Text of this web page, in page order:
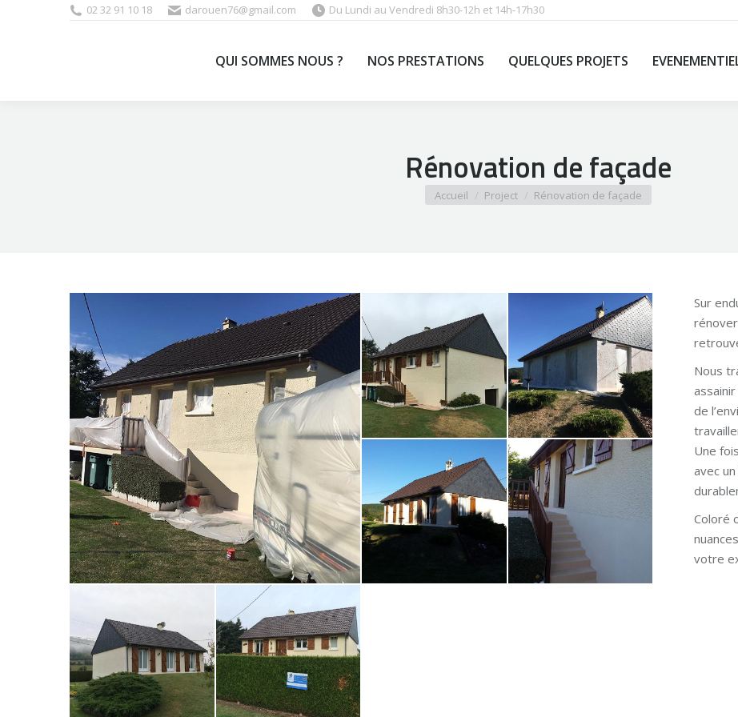
02 32 91 10 18 darouen76@gmail.com Du Lundi au Vendredi 8h30-12h et 14h-17h30
QUI SOMMES NOUS ? NOS PRESTATIONS QUELQUES PROJETS
Rénovation de façade
Vous êtes ici :
Accueil Project Rénovation de façade
Sur
Nous
de
Une
avec
Coloré
votre
QUI SOMMES NOUS ? NOS PRESTATIONS QUELQUES PROJETS